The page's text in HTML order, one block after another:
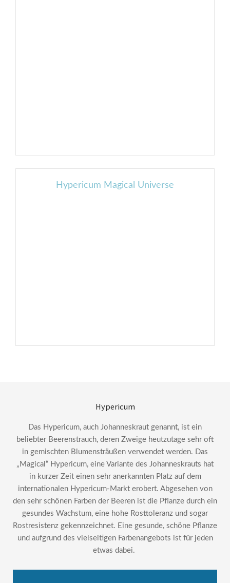
Hypericum Magical Universe
Hypericum
Das Hypericum, auch Johanneskraut genannt, ist ein
beliebter Beerenstrauch, deren Zweige heutzutage sehr oft
in gemischten Blumensträußen verwendet werden. Das
„Magical“ Hypericum, eine Variante des Johanneskrauts hat
in kurzer Zeit einen sehr anerkannten Platz auf dem
internationalen Hypericum-Markt erobert. Abgesehen von
den sehr schönen Farben der Beeren ist die Pflanze durch ein
gesundes Wachstum, eine hohe Rosttoleranz und sogar
Rostresistenz gekennzeichnet. Eine gesunde, schöne Pflanze
und aufgrund des vielseitigen Farbenangebots ist für jeden
etwas dabei.